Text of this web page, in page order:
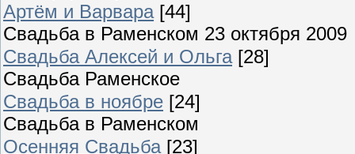
Артём и Варвара [44]
Свадьба в Раменском 23 октября 2009
Свадьба Алексей и Ольга [28]
Свадьба Раменское
Свадьба в ноябре [24]
Свадьба в Раменском
Осенняя Свадьба [23]